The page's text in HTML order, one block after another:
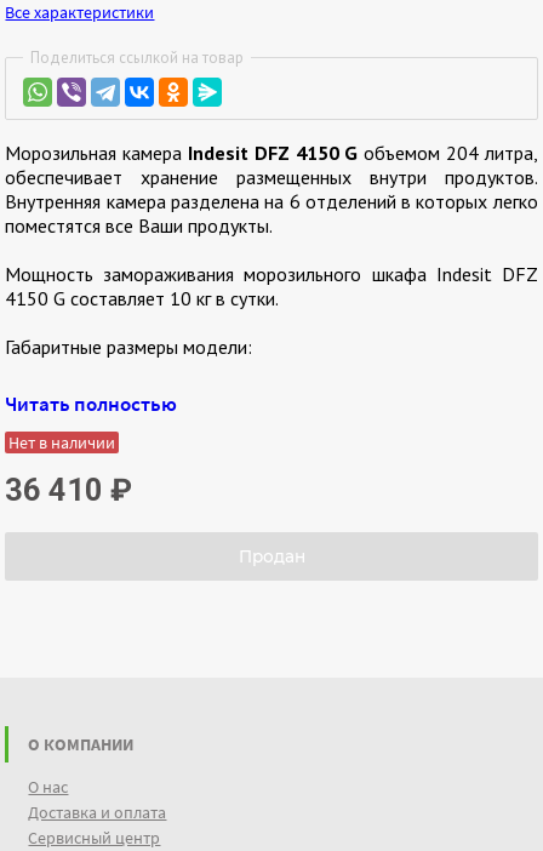
Все характеристики
Поделиться ссылкой на товар
Морозильная камера Indesit DFZ 4150 G объемом 204 литра,
обеспечивает хранение размещенных внутри продуктов.
Внутренняя камера разделена на 6 отделений в которых легко
поместятся все Ваши продукты.
Мощность замораживания морозильного шкафа Indesit DFZ
4150 G составляет 10 кг в сутки.
Габаритные размеры модели:
Высота: 150 см
Глубина: 64 см
К преимуществам модели можно отнести:
прозрачные, вместительные корзины;
режим суперзамораживания позволяет быстро
заморозить большое количество продуктов для
Читать полностью
Нет в наличии
36 410₽
Продан
О КОМПАНИИ
О нас
Доставка и оплата
Сервисный центр